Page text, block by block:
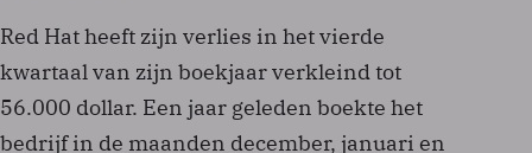
Red Hat heeft zijn verlies in het vierde
kwartaal van zijn boekjaar verkleind tot
56.000 dollar. Een jaar geleden boekte het
bedrijf in de maanden december, januari en